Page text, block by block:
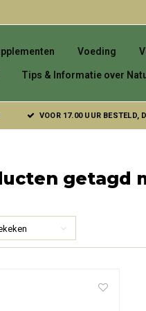
Voeding
Tips & Informatie over
VOOR 17.00 UUR BESTELD,
getagd